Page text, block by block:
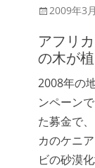
投
日
2009年3
アフリ
の木が
2008年の
ンペーン
た募金で
カのケニ
ビの砂漠